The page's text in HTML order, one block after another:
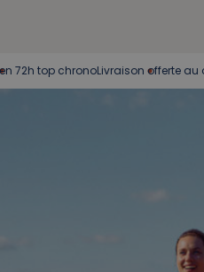
chronoLivraison offerte au delà de